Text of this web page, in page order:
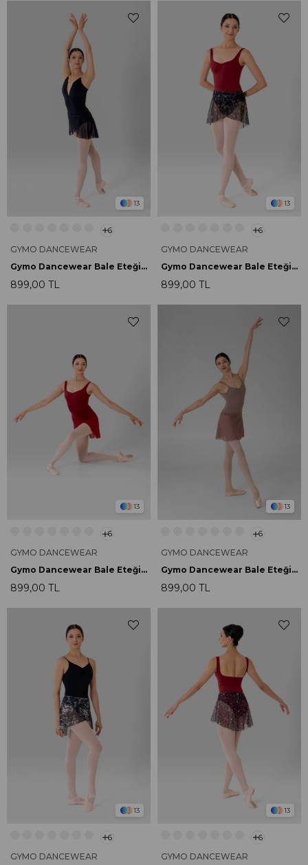
13
6
GYMO DANCEWEAR
Gymo Dancewear Bale Eteği Lily Black
899,00 TL
13
6
GYMO DANCEWEAR
Gymo Dancewear Bale Eteği Lily Black Blossom
899,00 TL
13
6
GYMO DANCEWEAR
Gymo Dancewear Bale Eteği Lily Bordo
899,00 TL
13
6
GYMO DANCEWEAR
Gymo Dancewear Bale Eteği Lily Coffee
899,00 TL
13
6
GYMO DANCEWEAR
13
6
GYMO DANCEWEAR